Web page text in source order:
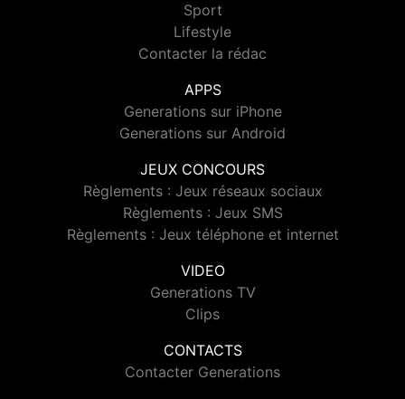
Sport
Lifestyle
Contacter la rédac
APPS
Generations sur iPhone
Generations sur Android
JEUX CONCOURS
Règlements : Jeux réseaux sociaux
Règlements : Jeux SMS
Règlements : Jeux téléphone et internet
VIDEO
Generations TV
Clips
CONTACTS
Contacter Generations